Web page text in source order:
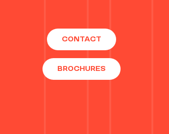
CONTACT
BROCHURES